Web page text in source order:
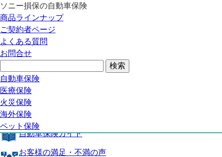
ソニー損保の自動車保険
商品ラインナップ
ご契約者ページ
よくある質問
お問合せ
自動車保険
医療保険
火災保険
海外保険
ペット保険
自動車保険トップ
商品の特長
補償内容
自動車保険ガイド
お客様の満足・不満の声
自動車保険トップ
商品の特長
補償内容
自動車保険ガイド
お客様の満足・不満の声